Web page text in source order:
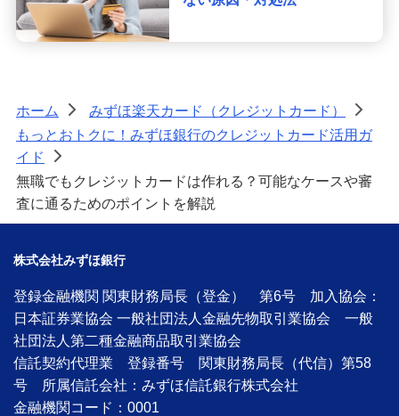
ホーム > みずほ楽天カード（クレジットカード）
>
もっとおトクに！みずほ銀行のクレジットカード活用ガ
イド
>
無職でもクレジットカードは作れる？可能なケースや審
査に通るためのポイントを解説
株式会社みずほ銀行
登録金融機関 関東財務局長（登金） 第6号 加入協会：
日本証券業協会 一般社団法人金融先物取引業協会 一般
社団法人第二種金融商品取引業協会
信託契約代理業 登録番号 関東財務局長（代信）第58
号 所属信託会社：みずほ信託銀行株式会社
金融機関コード：0001